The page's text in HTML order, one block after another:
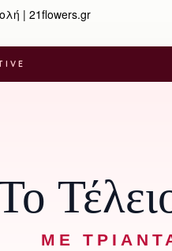
| 21flowers.gr
ΜΕ